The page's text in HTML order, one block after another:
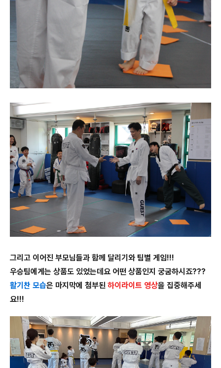
그리고 이어진 부모님들과 함께 달리기와 팀별 게임!!!
우승팀에게는 상품도 있었는데요 어떤 상품인지 궁굼하시죠???
활기찬 모습은 마지막에 첨부된 하이라이트 영상을 집중해주세
요!!!